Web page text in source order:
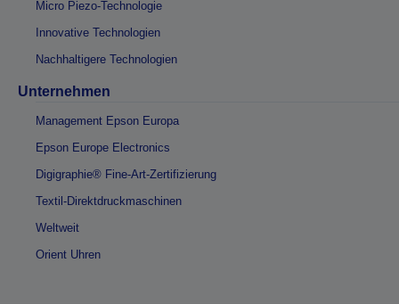
Micro Piezo-Technologie
Innovative Technologien
Nachhaltigere Technologien
Unternehmen
Management Epson Europa
Epson Europe Electronics
Digigraphie® Fine-Art-Zertifizierung
Textil-Direktdruckmaschinen
Weltweit
Orient Uhren